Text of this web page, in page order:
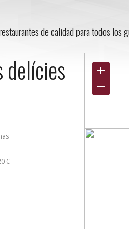
de calidad para todos los
delícies
€